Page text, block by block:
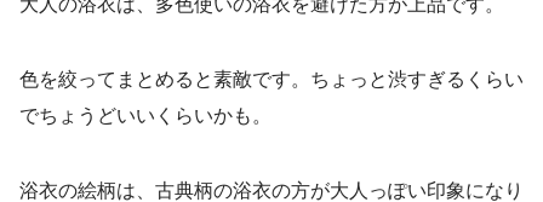
色を絞ってまとめると素敵です。ちょっと渋すぎるくらい
でちょうどいいくらいかも。
浴衣の絵柄は、古典柄の浴衣の方が大人っぽい印象になり